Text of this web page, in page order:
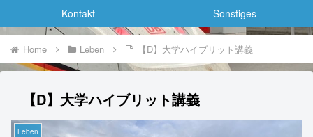
Kontakt
Sonstiges
Home Leben 【D】大学ハイブリット講義
【D】大学ハイブリット講義
Leben